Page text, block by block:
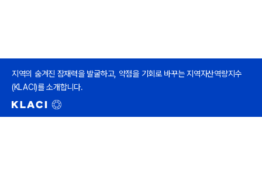
지역의 숨겨진 잠재력을 발굴하고, 약점을 기회로 바꾸는 지역자산역량지수
(KLACI)를 소개합니다.